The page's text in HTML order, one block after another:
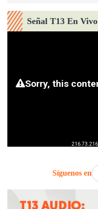
Señal T13 En Vivo
Síguenos en